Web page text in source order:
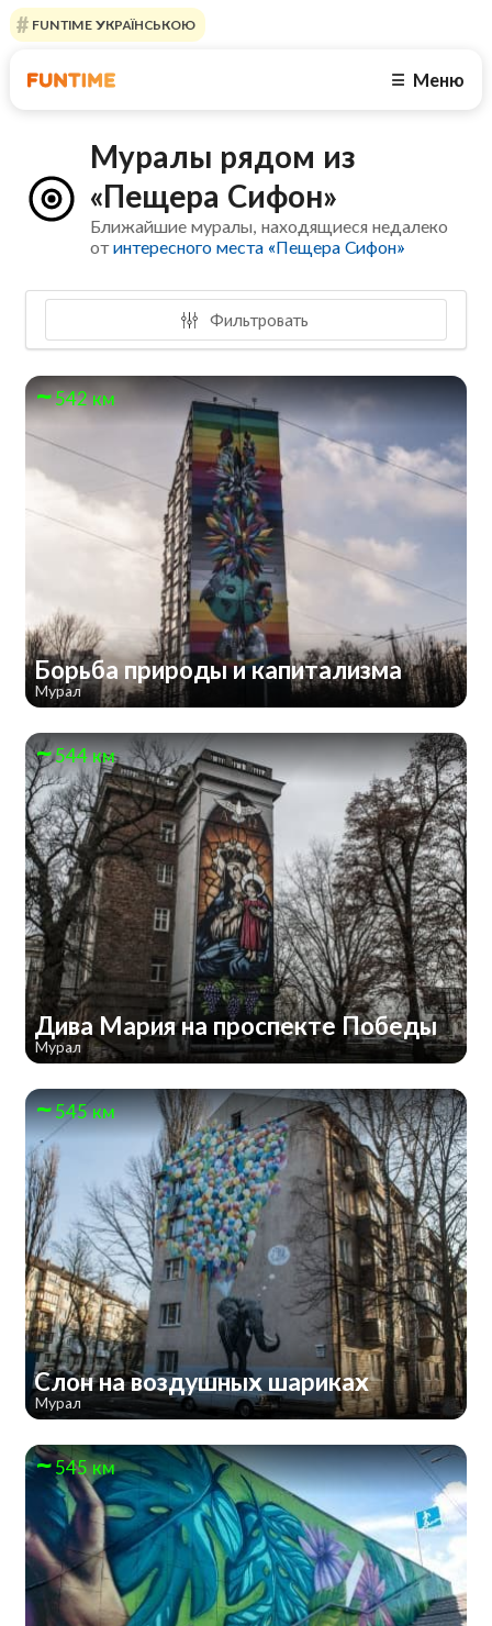
FUNTIME УКРАЇНСЬКОЮ
☰ Меню
Муралы рядом из
«Пещера Сифон»
Ближайшие муралы, находящиеся недалеко
отинтересного места «Пещера Сифон»
Фильтровать
542 км
Борьба природы и капитализма
Мурал
544 км
Дива Мария на проспекте Победы
Мурал
545 км
Слон на воздушных шариках
Мурал
545 км